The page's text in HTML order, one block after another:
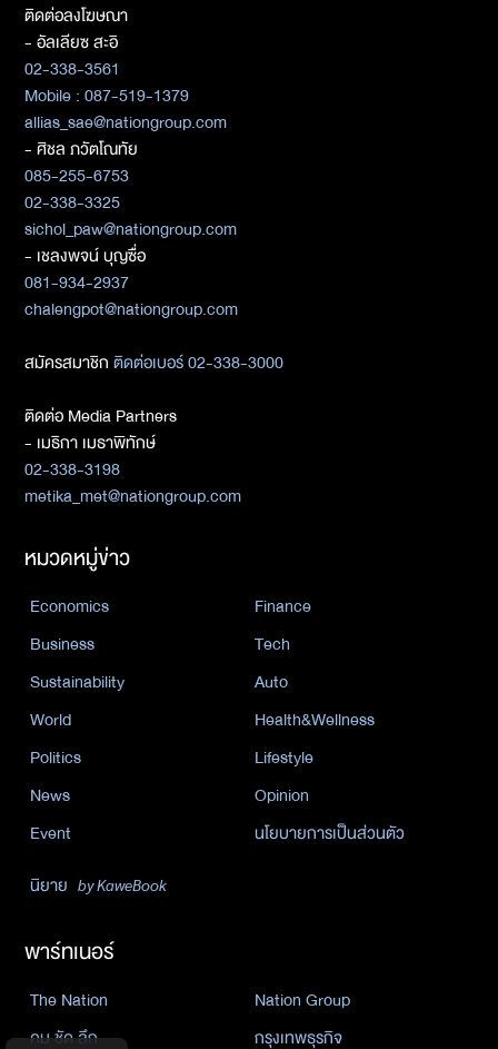
ติดต่อลงโฆษณา
- อัลเลียซ สะอิ
02-338-3561
Mobile : 087-519-1379
allias_sae@nationgroup.com
- ศิชล ภวัตโณทัย
085-255-6753
02-338-3325
sichol_paw@nationgroup.com
- เชลงพจน์ บุญซื่อ
081-934-2937
chalengpot@nationgroup.com
สมัครสมาชิกติดต่อเบอร์ 02-338-3000
ติดต่อ Media Partners
- เมธิกา เมธาพิทักษ์
02-338-3198
metika_met@nationgroup.com
หมวดหมู่ข่าว
Economics
Finance
Business
Tech
Sustainability
Auto
World
Health&Wellness
Politics
Lifestyle
News
Opinion
Event
นโยบายการเป็นส่วนตัว
นิยาย by KaweBook
พาร์ทเนอร์
The Nation
Nation Group
คม ชัด ลึก
กรุงเทพธุรกิจ